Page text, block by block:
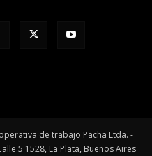
de trabajo Pacha Ltda. -
5 1528, La Plata, Buenos Aires